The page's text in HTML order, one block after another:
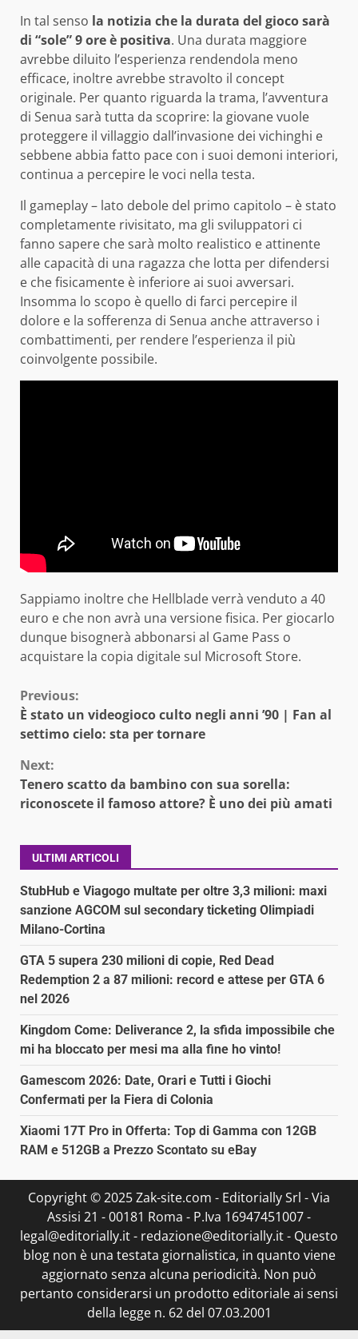
In tal senso la notizia che la durata del gioco sarà
di “sole” 9 ore è positiva. Una durata maggiore
avrebbe diluito l’esperienza rendendola meno
efficace, inoltre avrebbe stravolto il concept
originale. Per quanto riguarda la trama, l’avventura
di Senua sarà tutta da scoprire: la giovane vuole
proteggere il villaggio dall’invasione dei vichinghi e
sebbene abbia fatto pace con i suoi demoni interiori,
continua a percepire le voci nella testa.
Il gameplay – lato debole del primo capitolo – è stato
completamente rivisitato, ma gli sviluppatori ci
fanno sapere che sarà molto realistico e attinente
alle capacità di una ragazza che lotta per difendersi
e che fisicamente è inferiore ai suoi avversari.
Insomma lo scopo è quello di farci percepire il
dolore e la sofferenza di Senua anche attraverso i
combattimenti, per rendere l’esperienza il più
coinvolgente possibile.
Sappiamo inoltre che Hellblade verrà venduto a 40
euro e che non avrà una versione fisica. Per giocarlo
dunque bisognerà abbonarsi al Game Pass o
acquistare la copia digitale sul Microsoft Store.
Continue
Reading
Previous:
È stato un videogioco culto negli anni ’90 | Fan al
settimo cielo: sta per tornare
Next:
Tenero scatto da bambino con sua sorella:
riconoscete il famoso attore? È uno dei più amati
ULTIMI ARTICOLI
StubHub e Viagogo multate per oltre 3,3 milioni: maxi
sanzione AGCOM sul secondary ticketing Olimpiadi
Milano-Cortina
GTA 5 supera 230 milioni di copie, Red Dead
Redemption 2 a 87 milioni: record e attese per GTA 6
nel 2026
Kingdom Come: Deliverance 2, la sfida impossibile che
mi ha bloccato per mesi ma alla fine ho vinto!
Gamescom 2026: Date, Orari e Tutti i Giochi
Confermati per la Fiera di Colonia
Xiaomi 17T Pro in Offerta: Top di Gamma con 12GB
RAM e 512GB a Prezzo Scontato su eBay
Copyright © 2025 Zak-site.com - Editorially Srl - Via
Assisi 21 - 00181 Roma - P.Iva 16947451007 -
legal@editorially.it - redazione@editorially.it - Questo
blog non è una testata giornalistica, in quanto viene
aggiornato senza alcuna periodicità. Non può
pertanto considerarsi un prodotto editoriale ai sensi
della legge n. 62 del 07.03.2001